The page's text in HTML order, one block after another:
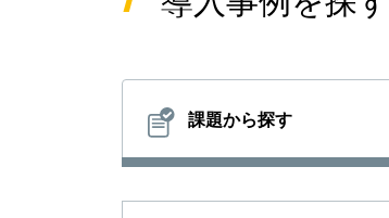
課題から探す